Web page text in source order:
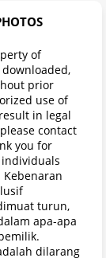
of
prior
use of
in legal
contact
you for
Kebenaran
turun,
apa-apa
dilarang